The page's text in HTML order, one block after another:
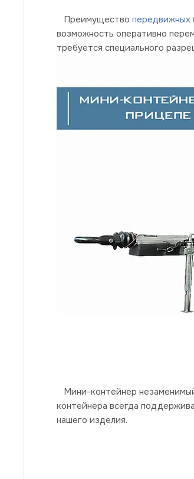
Преимущество передвижных
возможность оперативно
требуется специального
Мини-контейнер незаменимый
контейнера всегда
нашего изделия.